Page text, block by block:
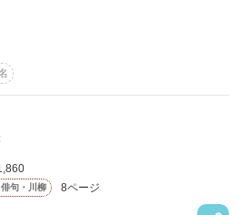
生　ま　れ　て　こ　な　け　れ
のはあなたでした
句・川柳 8ページ